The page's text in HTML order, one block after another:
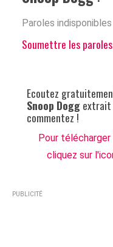
Paroles indisponibles
Soumettre les paroles
Ecoutez
Snoop Doggextrait
commentez !
Pour télécharger
cliquez sur
PUBLICITÉ